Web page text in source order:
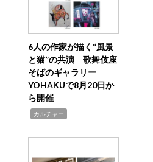
6人の作家が描く“風景
と猫”の共演 歌舞伎座
そばのギャラリー
YOHAKUで8月20日か
ら開催
カルチャー